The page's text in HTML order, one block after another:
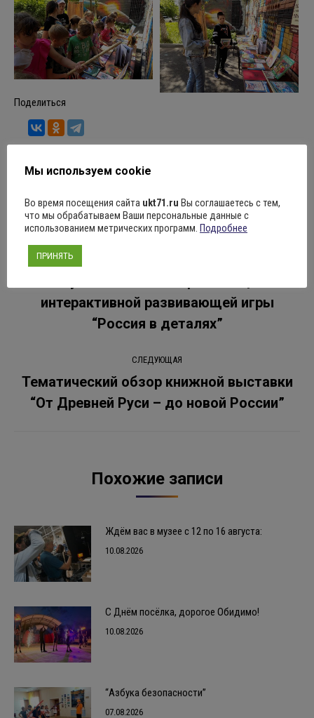
Поделиться
Навигация
записям
Предыдущая
запись:
интерактивной развивающей игры
“Россия в деталях”
СЛЕДУЮЩАЯ
Следующая
запись:
Тематический обзор книжной выставки
“От Древней Руси – до новой России”
Похожие записи
Ждём вас в музее с 12 по 16 августа:
10.08.2026
С Днём посёлка, дорогое Обидимо!
10.08.2026
“Азбука безопасности”
07.08.2026
Мы используем cookie
Во время посещения сайта ukt71.ru Вы соглашаетесь с тем,
что мы обрабатываем Ваши персональные данные с
использованием метрических программ. Подробнее
ПРИНЯТЬ